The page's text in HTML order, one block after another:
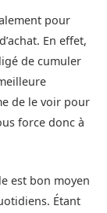
pour
En effet,
de cumuler
de le voir pour
force donc à
est bon moyen
Étant